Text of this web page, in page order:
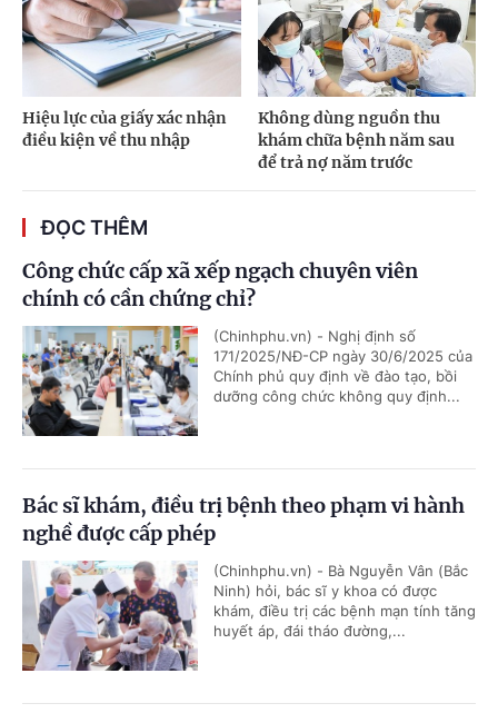
Hiệu lực của giấy xác nhận
điều kiện về thu nhập
Không dùng nguồn thu
khám chữa bệnh năm sau
để trả nợ năm trước
ĐỌC THÊM
Công chức cấp xã xếp ngạch chuyên viên
chính có cần chứng chỉ?
(Chinhphu.vn) - Nghị định số
171/2025/NĐ-CP ngày 30/6/2025 của
Chính phủ quy định về đào tạo, bồi
dưỡng công chức không quy định...
Bác sĩ khám, điều trị bệnh theo phạm vi hành
nghề được cấp phép
(Chinhphu.vn) - Bà Nguyễn Vân (Bắc
Ninh) hỏi, bác sĩ y khoa có được
khám, điều trị các bệnh mạn tính tăng
huyết áp, đái tháo đường,...